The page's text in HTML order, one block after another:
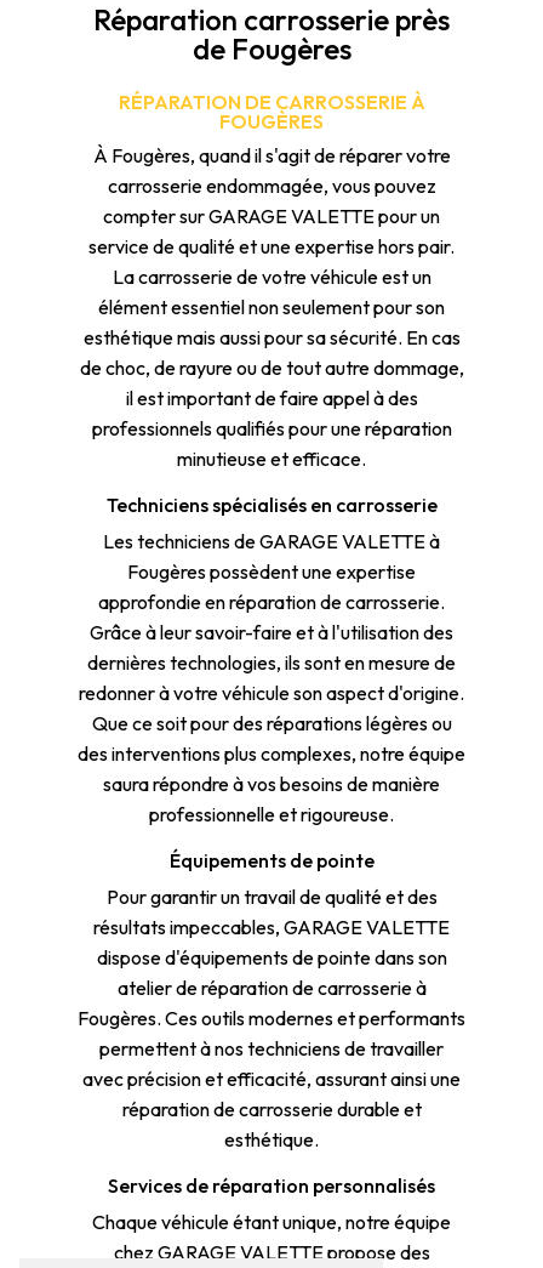
Réparation carrosserie près
de Fougères
RÉPARATION DE CARROSSERIE À
FOUGÈRES
À Fougères, quand il s'agit de réparer votre
carrosserie endommagée, vous pouvez
compter sur GARAGE VALETTE pour un
service de qualité et une expertise hors pair.
La carrosserie de votre véhicule est un
élément essentiel non seulement pour son
esthétique mais aussi pour sa sécurité. En cas
de choc, de rayure ou de tout autre dommage,
il est important de faire appel à des
professionnels qualifiés pour une réparation
minutieuse et efficace.
Techniciens spécialisés en carrosserie
Les techniciens de GARAGE VALETTE à
Fougères possèdent une expertise
approfondie en réparation de carrosserie.
Grâce à leur savoir-faire et à l'utilisation des
dernières technologies, ils sont en mesure de
redonner à votre véhicule son aspect d'origine.
Que ce soit pour des réparations légères ou
des interventions plus complexes, notre équipe
saura répondre à vos besoins de manière
professionnelle et rigoureuse.
Équipements de pointe
Pour garantir un travail de qualité et des
résultats impeccables, GARAGE VALETTE
dispose d'équipements de pointe dans son
atelier de réparation de carrosserie à
Fougères. Ces outils modernes et performants
permettent à nos techniciens de travailler
avec précision et efficacité, assurant ainsi une
réparation de carrosserie durable et
esthétique.
Services de réparation personnalisés
Chaque véhicule étant unique, notre équipe
chez GARAGE VALETTE propose des